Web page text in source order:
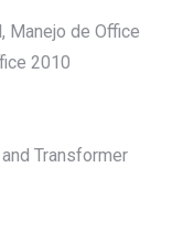
Manejo de Office
2010
Transformer